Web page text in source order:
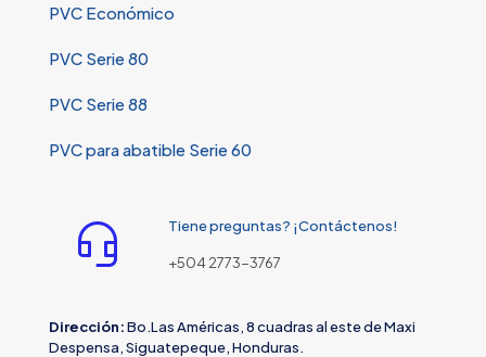
PVC Económico
PVC Serie 80
PVC Serie 88
PVC para abatible Serie 60
Tiene preguntas? ¡Contáctenos!
+504 2773-3767
Dirección:Bo.Las Américas, 8 cuadras al este de Maxi
Despensa, Siguatepeque, Honduras.